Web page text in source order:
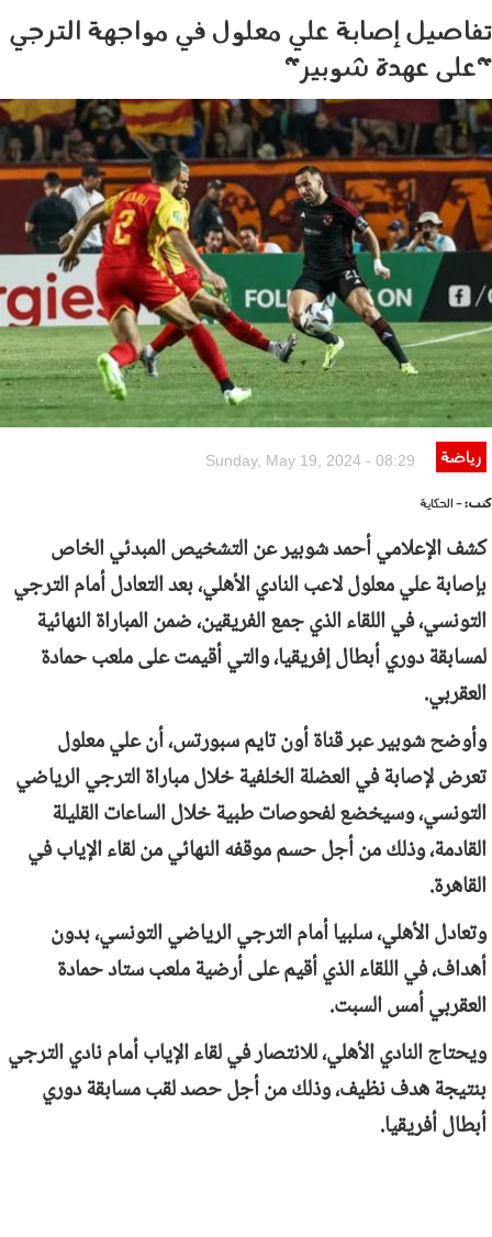
تفاصيل إصابة علي معلول في مواجهة الترجي
"على عهدة شوبير"
1905_002.jpg
رياضة Sunday, May 19, 2024 - 08:29
كتب:- الحكاية
كشف الإعلامي أحمد شوبير عن التشخيص المبدئي الخاص
بإصابة علي معلول لاعب النادي الأهلي، بعد التعادل أمام الترجي
التونسي، في اللقاء الذي جمع الفريقين، ضمن المباراة النهائية
لمسابقة دوري أبطال إفريقيا، والتي أقيمت على ملعب حمادة
العقربي.
وأوضح شوبير عبر قناة أون تايم سبورتس، أن علي معلول
تعرض لإصابة في العضلة الخلفية خلال مباراة الترجي الرياضي
التونسي، وسيخضع لفحوصات طبية خلال الساعات القليلة
القادمة، وذلك من أجل حسم موقفه النهائي من لقاء الإياب في
القاهرة.
وتعادل الأهلي، سلبيا أمام الترجي الرياضي التونسي، بدون
أهداف، في اللقاء الذي أقيم على أرضية ملعب ستاد حمادة
العقربي أمس السبت.
ويحتاج النادي الأهلي، للانتصار في لقاء الإياب أمام نادي الترجي
بنتيجة هدف نظيف، وذلك من أجل حصد لقب مسابقة دوري
أبطال أفريقيا.